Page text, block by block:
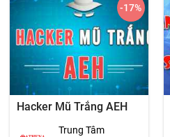
Hacker Mũ Trắng AEH
Trung Tâm
-17%